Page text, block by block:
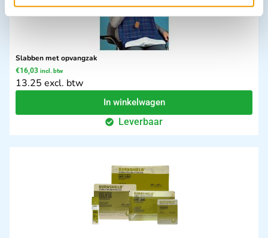
Slabben met opvangzak
€16,03 incl. btw
13.25 excl. btw
In winkelwagen
Leverbaar